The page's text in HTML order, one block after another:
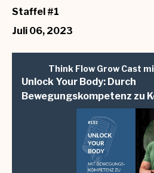
Staffel #1
Juli 06, 2023